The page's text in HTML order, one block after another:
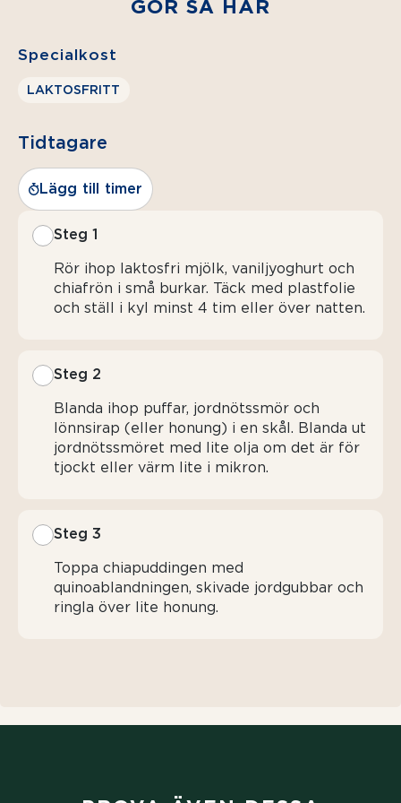
GÖR SÅ HÄR
Specialkost
LAKTOSFRITT
Tidtagare
Lägg till timer
Steg 1
Rör ihop laktosfri mjölk, vaniljyoghurt och
chiafrön i små burkar. Täck med plastfolie
och ställ i kyl minst 4 tim eller över natten.
Steg 2
Blanda ihop puffar, jordnötssmör och
lönnsirap (eller honung) i en skål. Blanda ut
jordnötssmöret med lite olja om det är för
tjockt eller värm lite i mikron.
Steg 3
Toppa chiapuddingen med
quinoablandningen, skivade jordgubbar och
ringla över lite honung.